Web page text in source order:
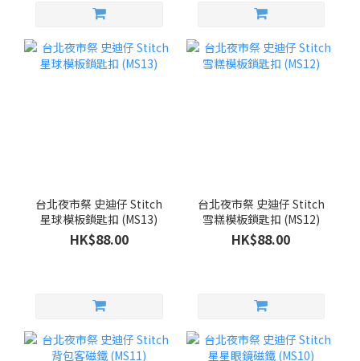
台北夜市祭 史迪仔 Stitch
星球模板鎖匙扣 (MS13)
HK$88.00
台北夜市祭 史迪仔 Stitch
雪糕模板鎖匙扣 (MS12)
HK$88.00